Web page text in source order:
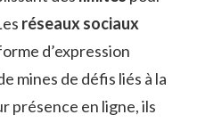
réseaux sociaux
d’expression
mines de défis liés à la
présence en ligne, ils